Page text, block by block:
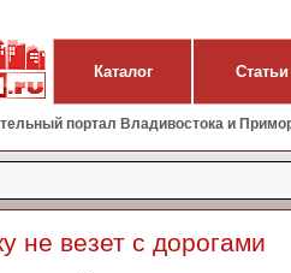
Каталог Статьи
портал Владивостока и
не везет с дорогами